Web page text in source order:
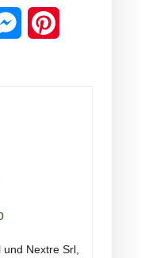
Messenger
Nextre Srl,